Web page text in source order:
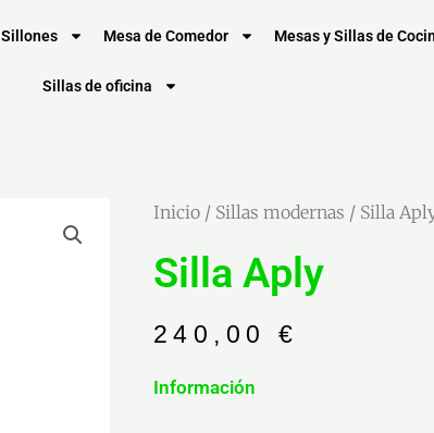
Sillones Mesa de Comedor Mesas y Sillas de
Sillas de oficina
Inicio / Sillas modernas / Silla
Silla Aply
240,00 €
Información